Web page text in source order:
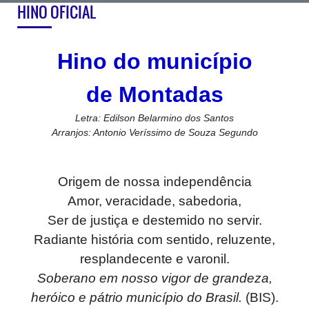
HINO OFICIAL
Hino do município
de Montadas
Letra: Edilson Belarmino dos Santos
Arranjos: Antonio Veríssimo de Souza Segundo
Origem de nossa independência
Amor, veracidade, sabedoria,
Ser de justiça e destemido no servir.
Radiante história com sentido, reluzente,
resplandecente e varonil.
Soberano em nosso vigor de grandeza,
heróico e pátrio município do Brasil. (BIS).